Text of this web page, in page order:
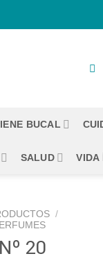
BUCAL
SALUD VIDA
/
20